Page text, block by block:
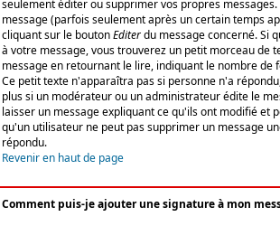
seulement éditer ou supprimer vos propres
message (parfois seulement après un certain temps
cliquant sur le boutonEditerdu message concerné. Si
à votre message, vous trouverez un petit morceau de
message en retournant le lire, indiquant le nombre de
Ce petit texte n'apparaîtra pas si personne n'a
plus si un modérateur ou un administrateur édite le
laisser un message expliquant ce qu'ils ont modifié et
qu'un utilisateur ne peut pas supprimer un message
répondu.
Revenir en haut de page
Comment puis-je ajouter une signature à mon